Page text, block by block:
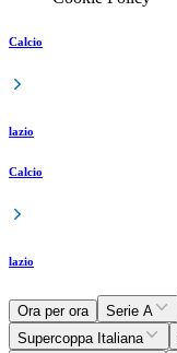
Calcio
lazio
Calcio
lazio
Ora per ora Serie A
Supercoppa Italiana